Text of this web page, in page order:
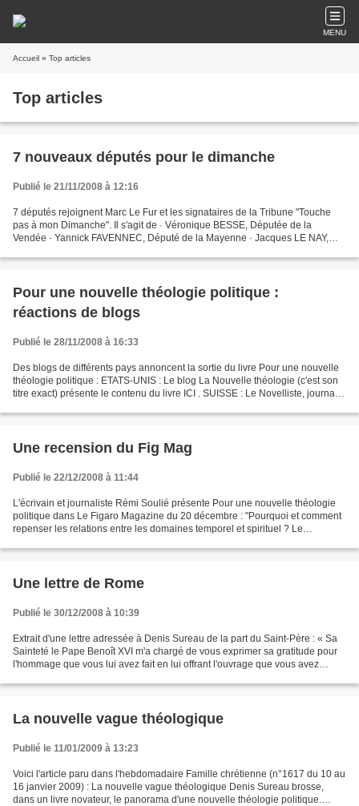
MENU
Accueil » Top articles
Top articles
7 nouveaux députés pour le dimanche
Publié le 21/11/2008 à 12:16
7 députés rejoignent Marc Le Fur et les signataires de la Tribune "Touche
pas à mon Dimanche". Il s'agit de · Véronique BESSE, Députée de la
Vendée · Yannick FAVENNEC, Député de la Mayenne · Jacques LE NAY,
Pour une nouvelle théologie politique :
réactions de blogs
Publié le 28/11/2008 à 16:33
Des blogs de différents pays annoncent la sortie du livre Pour une nouvelle
théologie politique : ETATS-UNIS : Le blog La Nouvelle théologie (c'est son
titre exact) présente le contenu du livre ICI . SUISSE : Le Novelliste, journal
Une recension du Fig Mag
Publié le 22/12/2008 à 11:44
L'écrivain et journaliste Rémi Soulié présente Pour une nouvelle théologie
politique dans Le Figaro Magazine du 20 décembre : "Pourquoi et comment
repenser les relations entre les domaines temporel et spirituel ? Le
Une lettre de Rome
Publié le 30/12/2008 à 10:39
Extrait d'une lettre adressée à Denis Sureau de la part du Saint-Père : « Sa
Sainteté le Pape Benoît XVI m'a chargé de vous exprimer sa gratitude pour
l'hommage que vous lui avez fait en lui offrant l'ouvrage que vous avez
La nouvelle vague théologique
Publié le 11/01/2009 à 13:23
Voici l'article paru dans l'hebdomadaire Famille chrétienne (n°1617 du 10 au
16 janvier 2009) : La nouvelle vague théologique Denis Sureau brosse,
dans un livre novateur, le panorama d'une nouvelle théologie politique.